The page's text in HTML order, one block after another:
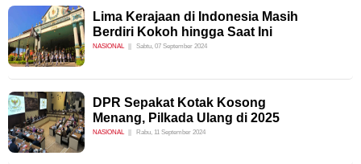
Lima Kerajaan di Indonesia Masih
Berdiri Kokoh hingga Saat Ini
NASIONAL Sabtu, 07 September 2024
DPR Sepakat Kotak Kosong
Menang, Pilkada Ulang di 2025
NASIONAL Rabu, 11 September 2024